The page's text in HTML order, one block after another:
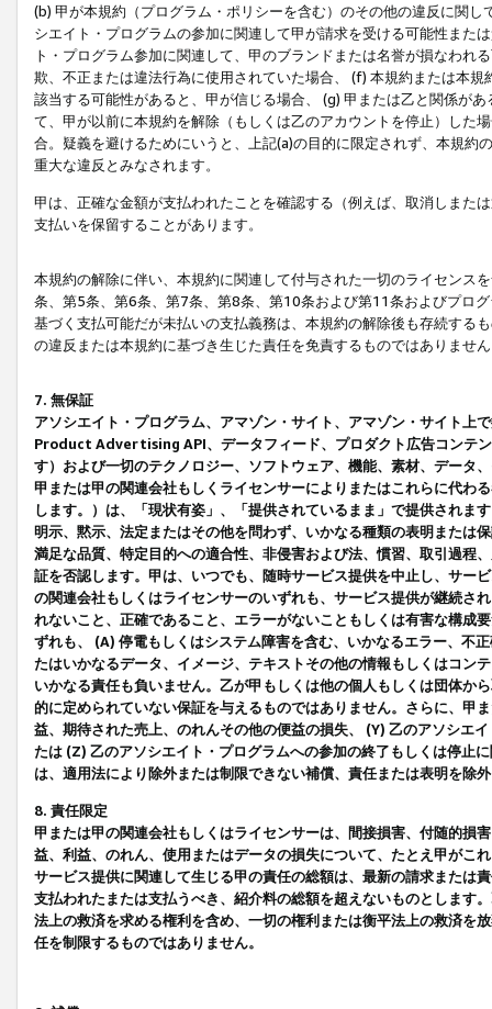
(b) 甲が本規約（プログラム・ポリシーを含む）のその他の違反に関
シエイト・プログラムの参加に関連して甲が請求を受ける可能性また
ト・プログラム参加に関連して、甲のブランドまたは名誉が損なわれ
欺、不正または違法行為に使用されていた場合、 (f) 本規約または本
該当する可能性があると、甲が信じる場合、 (g) 甲または乙と関係が
て、甲が以前に本規約を解除（もしくは乙のアカウントを停止）した
合。疑義を避けるためにいうと、上記(a)の目的に限定されず、本規
重大な違反とみなされます。
甲は、正確な金額が支払われたことを確認する（例えば、取消しまた
支払いを保留することがあります。
本規約の解除に伴い、本規約に関連して付与された一切のライセンス
条、第5条、第6条、第7条、第8条、第10条および第11条およびプロ
基づく支払可能だが未払いの支払義務は、本規約の解除後も存続する
の違反または本規約に基づき生じた責任を免責するものではありませ
7. 無保証
アソシエイト・プログラム、アマゾン・サイト、アマゾン・サイト上
Product Advertising API、データフィード、プロダクト広告コンテ
す）および一切のテクノロジー、ソフトウェア、機能、素材、データ
甲または甲の関連会社もしくライセンサーによりまたはこれらに代わ
します。）は、「現状有姿」、「提供されているまま」で提供されま
明示、黙示、法定またはその他を問わず、いかなる種類の表明または
満足な品質、特定目的への適合性、非侵害および法、慣習、取引過程
証を否認します。甲は、いつでも、随時サービス提供を中止し、サー
の関連会社もしくはライセンサーのいずれも、サービス提供が継続さ
れないこと、正確であること、エラーがないこともしくは有害な構成
ずれも、 (A) 停電もしくはシステム障害を含む、いかなるエラー、不
たはいかなるデータ、イメージ、テキストその他の情報もしくはコン
いかなる責任も負いません。乙が甲もしくは他の個人もしくは団体か
的に定められていない保証を与えるものではありません。さらに、甲
益、期待された売上、のれんその他の便益の損失、 (Y) 乙のアソシエ
たは (Z) 乙のアソシエイト・プログラムへの参加の終了もしくは停止
は、適用法により除外または制限できない補償、責任または表明を除
8. 責任限定
甲または甲の関連会社もしくはライセンサーは、間接損害、付随的損
益、利益、のれん、使用またはデータの損失について、たとえ甲がこ
サービス提供に関連して生じる甲の責任の総額は、最新の請求または
支払われたまたは支払うべき、紹介料の総額を超えないものとします
法上の救済を求める権利を含め、一切の権利または衡平法上の救済を
任を制限するものではありません。